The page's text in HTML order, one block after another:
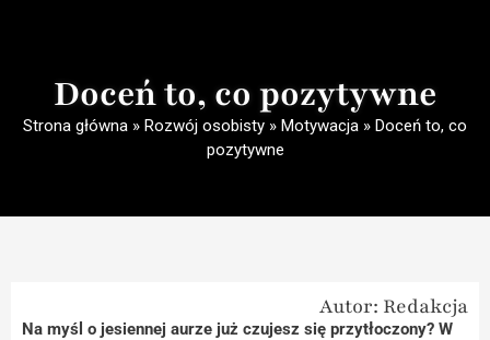
Doceń to, co pozytywne
Strona główna » Rozwój osobisty » Motywacja » Doceń to, co
pozytywne
Autor: Redakcja
Na myśl o jesiennej aurze już czujesz się przytłoczony? W